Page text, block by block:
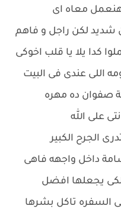
معاه اى
لكن راجل و فاهم
كدا يلا يا قلب اخوكى
اللى عندى فى البيت
صفوان ده مهره
على الله
الجرح الكبير
داخل واجهه فاهى
يجعلها افضل
السفره تاكل بشرها